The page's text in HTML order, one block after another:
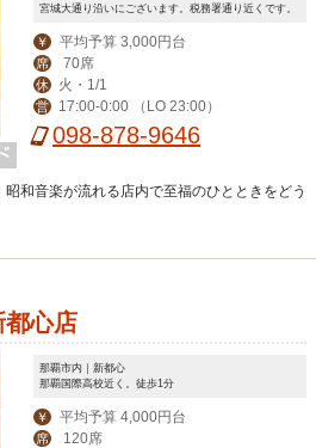
宮城大通り沿いにございます。税務署通り近くです。
￥ 平均予算 3,000円台
席 70席
休 火・1/1
営 17:00-0:00 （LO 23:00）
098-878-9646
和音楽が流れる店内で至福のひとときをどう
心店
那覇市内｜新都心
那覇国際高校近く。徒歩1分
￥ 平均予算 4,000円台
席 120席